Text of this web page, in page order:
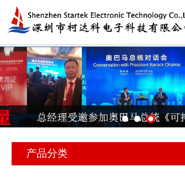
产品分类